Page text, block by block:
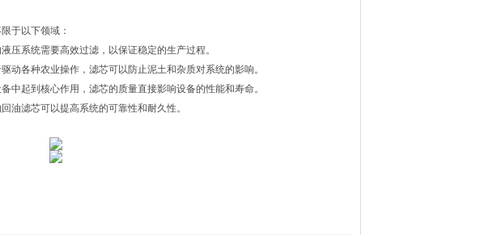
于以下领域：
系统需要高效过滤，以保证稳定的生产过程。
各种农业操作，滤芯可以防止泥土和杂质对系统的影响。
起到核心作用，滤芯的质量直接影响设备的性能和寿命。
滤芯可以提高系统的可靠性和耐久性。